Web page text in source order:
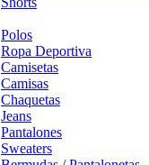
Polos
Ropa Deportiva
Camisetas
Camisas
Chaquetas
Jeans
Pantalones
Sweaters